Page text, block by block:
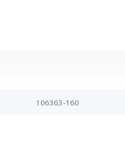
106363-160